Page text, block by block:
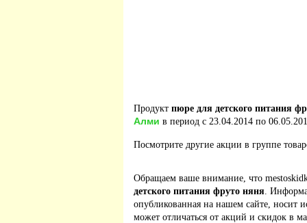
Продукт пюре для детского питания
Алми в период с 23.04.2014 по
Посмотрите другие акции в группе
Обращаем ваше внимание, что
детского питания фруто няня.
опубликованная на нашем сайте, носит
может отличаться от акций и скидок в